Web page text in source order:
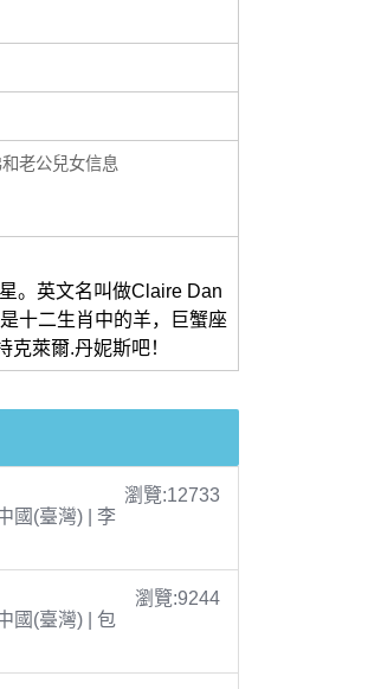
老公兒女信息
。英文名叫做Claire Dan
十二生肖中的羊，巨蟹座
萊爾.丹妮斯吧！
瀏覽:12733
國(臺灣) | 李
瀏覽:9244
國(臺灣) | 包